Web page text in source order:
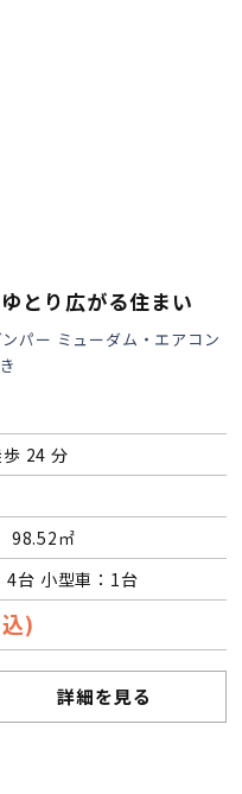
とり広がる住まい
パー ミューダム・エアコン
24 分
98.52㎡
台 小型車：1台
)
詳細を見る